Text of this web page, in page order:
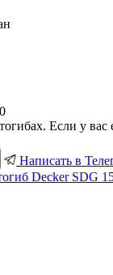
Если у вас
Написать в